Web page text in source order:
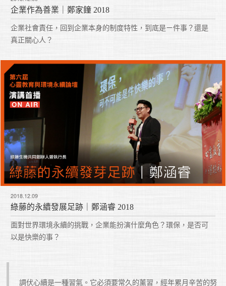
企業作為善業｜鄭家鐘 2018
企業社會責任，回到企業本身的制度特性，到底是ㄧ件事？還是
真正關心人？
2018.12.09
綠藤的永續發展足跡｜鄭涵睿 2018
面對世界環境永續的挑戰，企業能扮演什麼角色？環保，是否可
以是快樂的事？
調伏心續是一種習氣。它必須要常久的薰習，經年累月辛苦的努